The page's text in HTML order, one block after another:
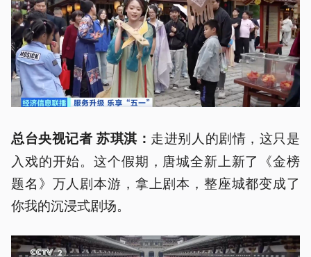
总台央视记者 苏琪淇： 走进别人的剧情，这只是
入戏的开始。这个假期，唐城全新上新了《金榜
题名》万人剧本游，拿上剧本，整座城都变成了
你我的沉浸式剧场。